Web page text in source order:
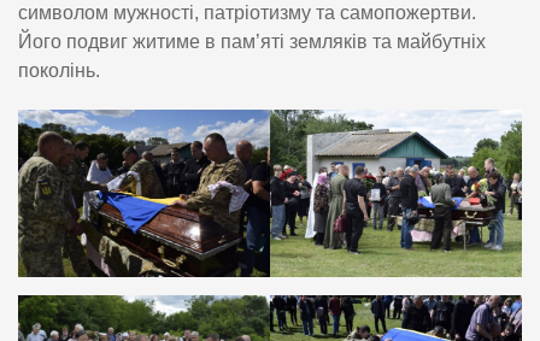
символом мужності, патріотизму та самопожертви.
Його подвиг житиме в пам’яті земляків та майбутніх
поколінь.